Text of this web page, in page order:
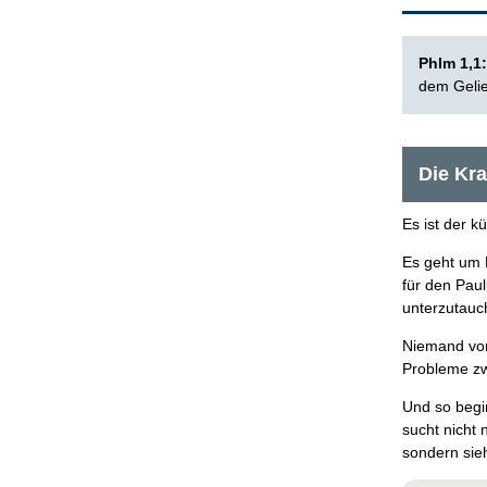
Phlm 1,1:
dem
Die
Es ist der
Es geht um
für den
Niemand
Probleme
Und so
sucht nicht
sondern